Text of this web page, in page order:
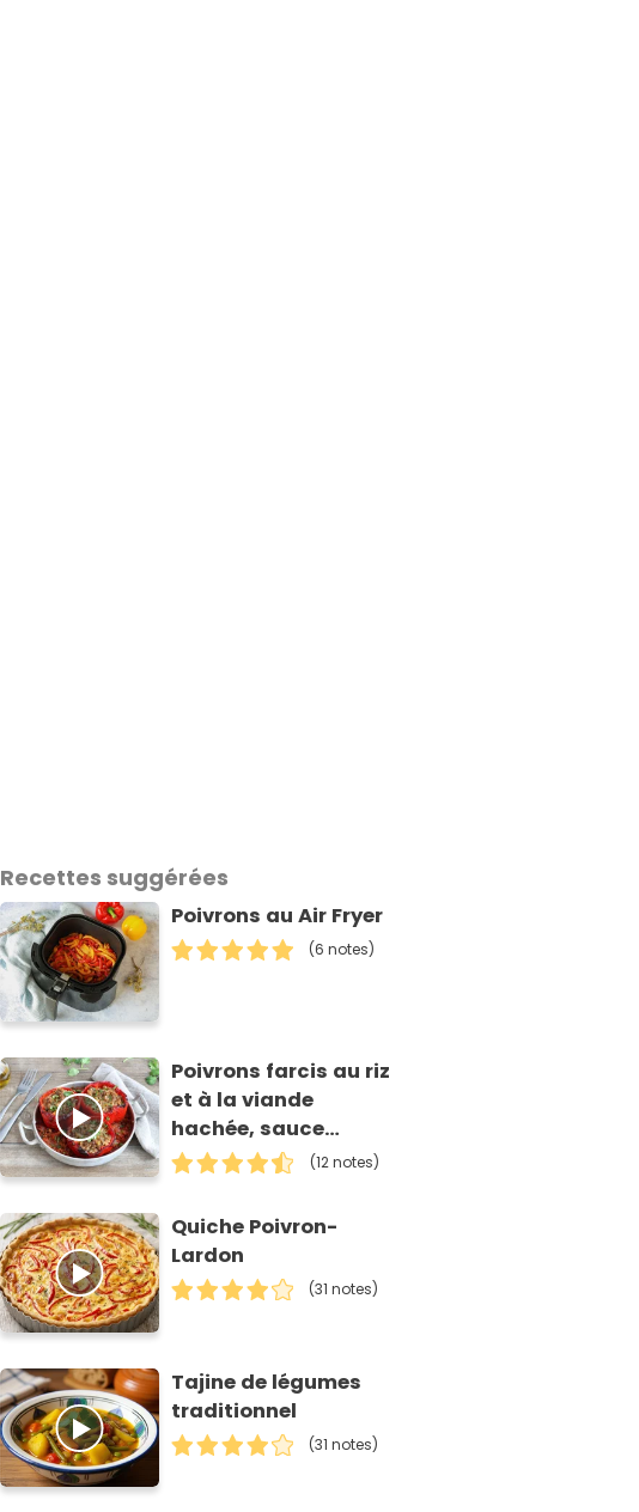
Recettes suggérées
Poivrons au Air Fryer
(6 notes)
Poivrons farcis au riz
et à la viande
hachée, sauce
tomate aux épices
(12 notes)
Quiche Poivron-
Lardon
(31 notes)
Tajine de légumes
traditionnel
(31 notes)